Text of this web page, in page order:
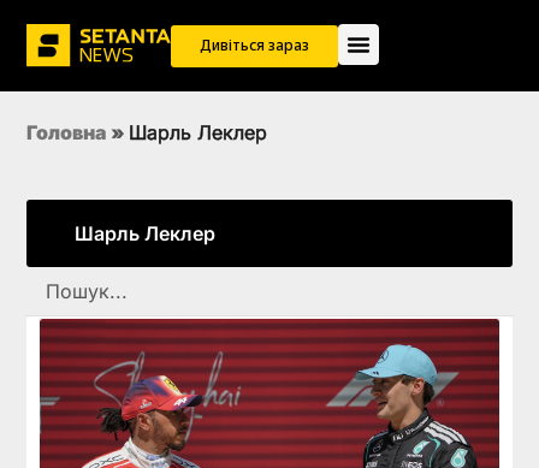
Дивіться зараз
Головна » Шарль Леклер
Шарль Леклер